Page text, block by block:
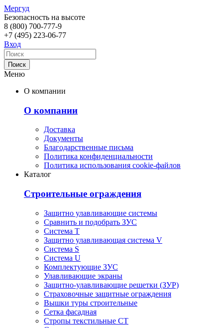
Мергуд
Безопасность на высоте
8 (800) 700-777-9
+7 (495) 223-06-77
Вход
Меню
О компании
О компании
Доставка
Документы
Благодарственные письма
Политика конфиденциальности
Политика использования cookie-файлов
Каталог
Строительные ограждения
Защитно улавливающие системы
Сравнить и подобрать ЗУС
Система Т
Защитно улавливающая система V
Система S
Система U
Комплектующие ЗУС
Улавливающие экраны
Защитно-улавливающие решетки (ЗУР)
Страховочные защитные ограждения
Вышки туры строительные
Сетка фасадная
Стропы текстильные СТ